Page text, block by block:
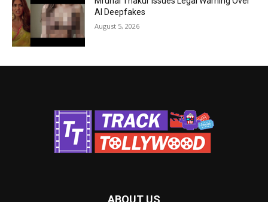
AI Deepfakes
August 5, 2026
ABOUT US